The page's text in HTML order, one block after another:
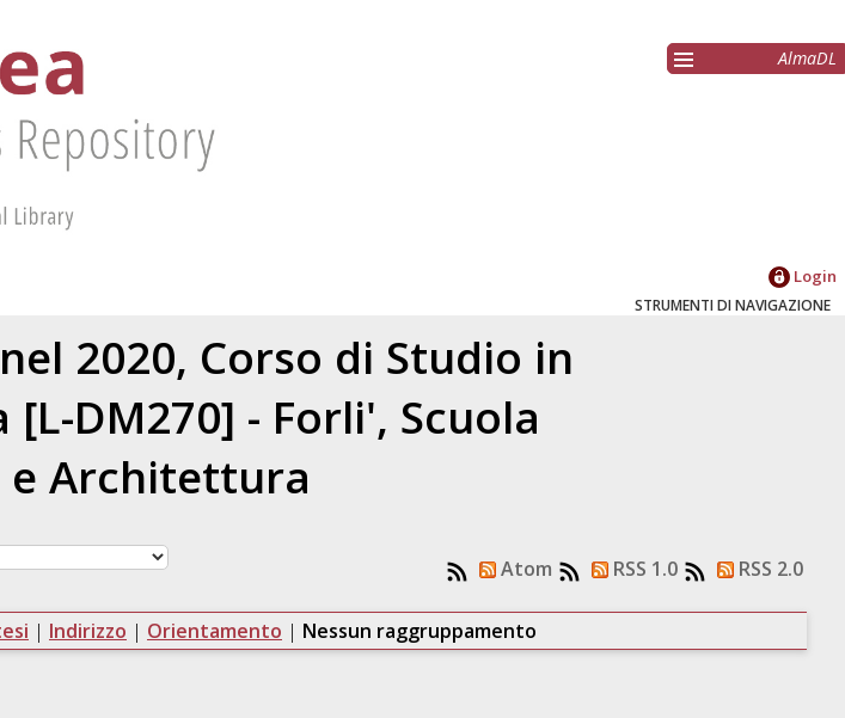
AlmaDL
Login
STRUMENTI DI NAVIGAZIONE
2020, Corso di Studio in
DM270] - Forli', Scuola
e Architettura
Atom RSS 1.0 RSS 2.0
| Indirizzo | Orientamento | Nessun raggruppamento